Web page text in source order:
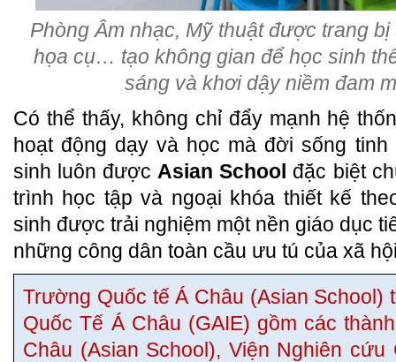
Phòng Âm nhạc, Mỹ thuật được trang
họa cụ… tạo không gian để học sinh
sáng và khơi dậy niềm đam
Có thể thấy, không chỉ đẩy mạnh hệ
hoạt động dạy và học mà đời sống
sinh luôn đượcAsian School đặc biệt
trình học tập và ngoại khóa thiết kế
sinh được trải nghiệm một nền giáo dục
những công dân toàn cầu ưu tú của xã
Trường Quốc tế Á Châu (Asian School)
Quốc Tế Á Châu (GAIE) gồm các
Châu (Asian School), Viện Nghiên